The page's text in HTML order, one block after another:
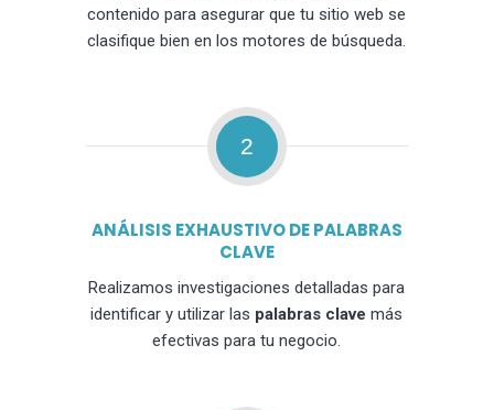
contenido para asegurar que tu sitio web se
clasifique bien en los motores de búsqueda.
2
ANÁLISIS EXHAUSTIVO DE PALABRAS
CLAVE
Realizamos investigaciones detalladas para
identificar y utilizar las palabras clave más
efectivas para tu negocio.